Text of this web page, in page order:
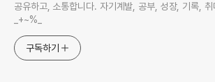
공유하고, 소통합니다. 자기계발, 공부, 성장, 기록, 취
_+~%_
구독하기